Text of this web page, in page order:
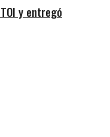
y entregó